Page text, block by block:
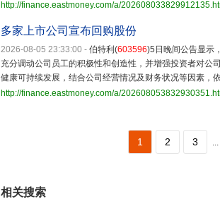
http://finance.eastmoney.com/a/
多家上市公司宣布回购股份
2026-08-05 23:33:00 - 伯特利(603596)5日晚间公告显示
充分调动公司员工的积极性和创造性，并增强投资者对公
健康可持续发展，结合公司经营情况及财务状况等因素，
http://finance.eastmoney.com/a/
1 2 3 ...
相关搜索